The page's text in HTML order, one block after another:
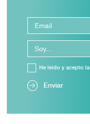
Enviar
He leído y acepto la